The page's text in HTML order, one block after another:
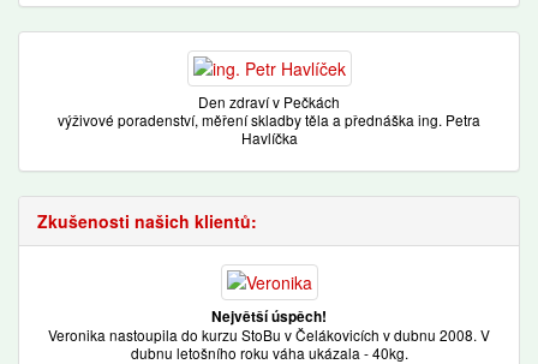
Den zdraví v Pečkách
výživové poradenství, měření skladby těla a přednáška ing. Petra
Havlíčka
Zkušenosti našich klientů:
Největší úspěch!
Veronika nastoupila do kurzu StoBu v Čelákovicích v dubnu 2008. V
dubnu letošního roku váha ukázala - 40kg.